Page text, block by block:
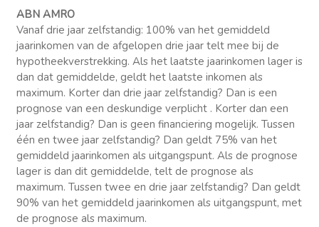
ABN AMRO
Vanaf drie jaar zelfstandig: 100% van het gemiddeld
jaarinkomen van de afgelopen drie jaar telt mee bij de
hypotheekverstrekking. Als het laatste jaarinkomen lager is
dan dat gemiddelde, geldt het laatste inkomen als
maximum. Korter dan drie jaar zelfstandig? Dan is een
prognose van een deskundige verplicht . Korter dan een
jaar zelfstandig? Dan is geen financiering mogelijk. Tussen
één en twee jaar zelfstandig? Dan geldt 75% van het
gemiddeld jaarinkomen als uitgangspunt. Als de prognose
lager is dan dit gemiddelde, telt de prognose als
maximum. Tussen twee en drie jaar zelfstandig? Dan geldt
90% van het gemiddeld jaarinkomen als uitgangspunt, met
de prognose als maximum.